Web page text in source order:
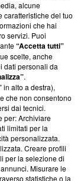
aderenza a
non è
di farne
verifica di
alcune
caratteristiche del tuo
che hai
servizi. Puoi
“Accetta tutti”
scelte, anche
dati personali da
.
in alto a destra),
che non consentono
dai tecnici.
per: Archiviare
limitati per la
personalizzata.
Creare profili
per la selezione di
Misurare le
statistiche o la